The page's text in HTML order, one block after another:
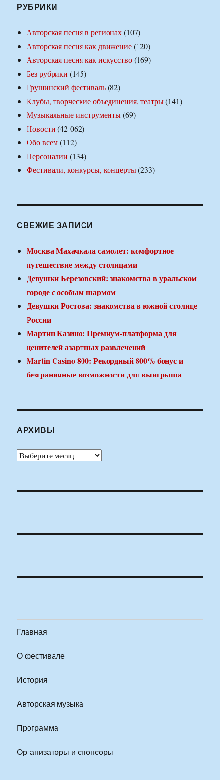
РУБРИКИ
Авторская песня в регионах(107)
Авторская песня как движение(120)
Авторская песня как искусство(169)
Без рубрики (145)
Грушинский фестиваль(82)
Клубы, творческие объединения, театры(141)
Музыкальные инструменты(69)
Новости (42 062)
Обо всем(112)
Персоналии (134)
Фестивали, конкурсы, концерты(233)
СВЕЖИЕ ЗАПИСИ
Москва Махачкала самолет: комфортное
путешествие между столицами
Девушки Березовский: знакомства в уральском
городе с особым шармом
Девушки Ростова: знакомства в южной столице
России
Мартин Казино: Премиум-платформа для
ценителей азартных развлечений
Martin Casino 800: Рекордный 800% бонус и
безграничные возможности для выигрыша
АРХИВЫ
Архивы
Главная
О фестивале
История
Авторская музыка
Программа
Организаторы и спонсоры